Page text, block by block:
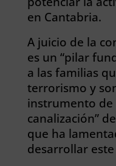
en Cantabria.
A juicio de la
es un “pilar
a las familias
terrorismo y
instrumento
canalización”
que ha
desarrollar